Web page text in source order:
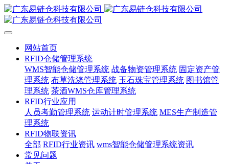
网站首页
RFID仓储管理系统
WMS智能仓储管理系统 战备物资管理系统 固定资产管
理系统 布草洗涤管理系统 玉石珠宝管理系统 图书馆管
理系统 茶酒WMS仓库管理系统
RFID行业应用
人员考勤管理系统 运动计时管理系统 MES生产制造管
理系统
RFID物联资讯
全部 RFID行业资讯 wms智能仓储管理系统资讯
常见问题